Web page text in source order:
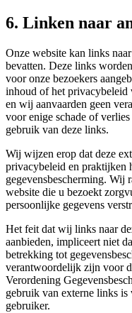
6. Linken naar
Onze website kan links
bevatten. Deze links
voor onze bezoekers
inhoud of het privacybeleid
en wij aanvaarden geen
voor enige schade of
gebruik van deze links.
Wij wijzen erop dat deze
privacybeleid en praktijken
gegevensbescherming. Wij
website die u bezoekt
persoonlijke gegevens
Het feit dat wij links naar
aanbieden, impliceert niet
betrekking tot
verantwoordelijk zijn voor
Verordening
gebruik van externe links
gebruiker.